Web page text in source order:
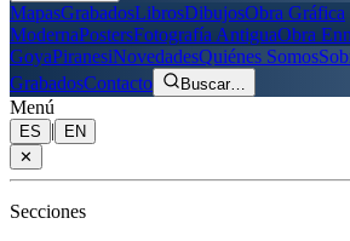
MapasGrabadosLibrosDibujosObra Gráfica
ModernaPostersFotografía AntiguaObra
GoyaPiranesiNovedadesQuiénes Somos
GrabadosContacto Buscar…
Menú
ES |
EN
✕
Secciones